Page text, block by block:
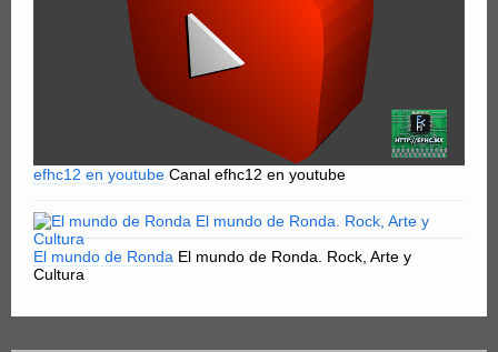
efhc12 en youtube Canal efhc12 en youtube
El mundo de Ronda El mundo de Ronda. Rock, Arte y
Cultura